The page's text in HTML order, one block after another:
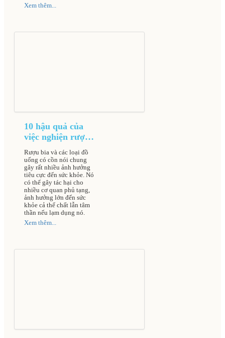
Xem thêm...
10 hậu quả của
việc nghiện rượu
bia đối với cơ thể
Rượu bia và các loại đồ
uống có cồn nói chung
gây rất nhiều ảnh hưởng
tiêu cực đến sức khỏe. Nó
có thể gây tác hại cho
nhiều cơ quan phủ tạng,
ảnh hưởng lớn đến sức
khỏe cả thể chất lẫn tâm
thần nếu lạm dụng nó.
Xem thêm...